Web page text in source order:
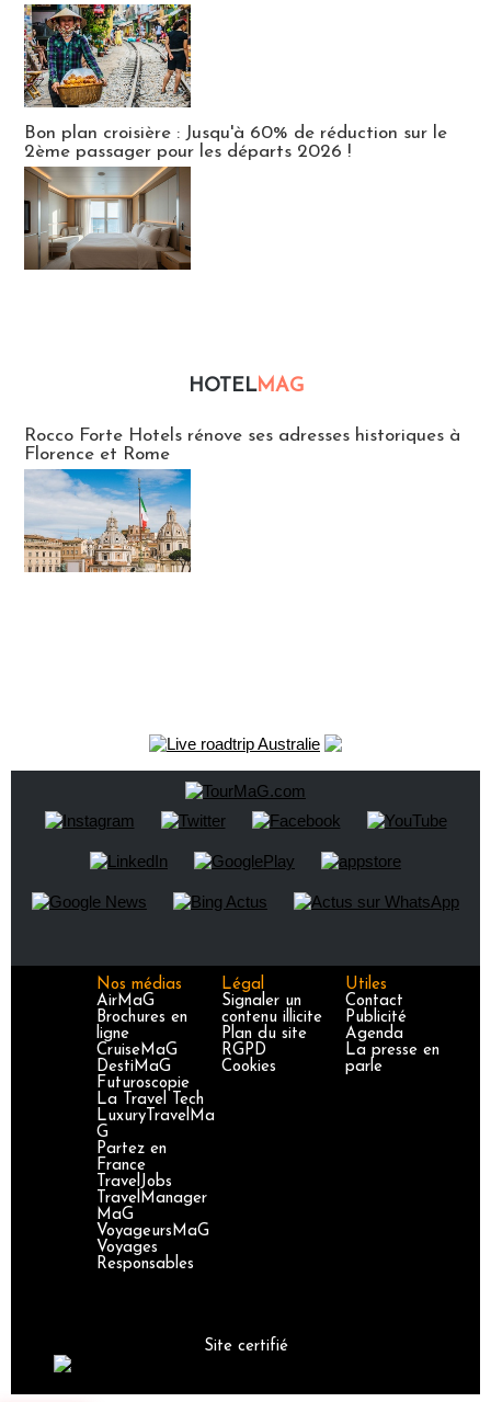
Bon plan croisière : Jusqu'à 60% de réduction sur le
2ème passager pour les départs 2026 !
HOTELMAG
Rocco Forte Hotels rénove ses adresses historiques à
Florence et Rome
Nos médias
AirMaG
Brochures en
ligne
CruiseMaG
DestiMaG
Futuroscopie
La Travel Tech
LuxuryTravelMa
G
Partez en
France
TravelJobs
TravelManager
MaG
VoyageursMaG
Voyages
Responsables
Légal
Signaler un
contenu illicite
Plan du site
RGPD
Cookies
Utiles
Contact
Publicité
Agenda
La presse en
parle
Site certifié